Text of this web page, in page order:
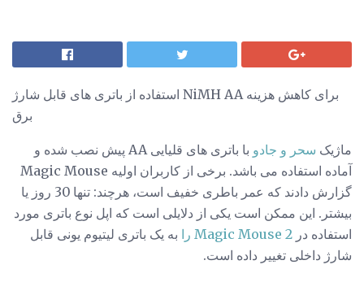
استفاده از باتری های قابل شارژ NiMH AA برای کاهش هزینه
برق
ماژیک سحر و جادو
با باتری های قلیایی AA پیش نصب شده و
آماده استفاده می باشد. برخی از کاربران اولیه Magic Mouse
گزارش دادند که عمر باطری خفیف است، هرچند: تنها 30 روز یا
بیشتر. این ممکن است یکی از دلایلی است که اپل نوع باتری مورد
استفاده در Magic Mouse 2 را
به یک باتری لیتیوم یونی قابل
شارژ داخلی تغییر داده است.